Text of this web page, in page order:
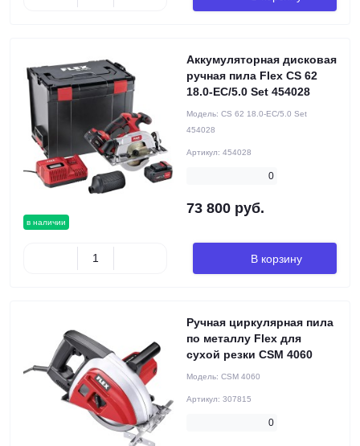
в наличии
Аккумуляторная дисковая
ручная пила Flex CS 62
18.0-EC/5.0 Set 454028
Модель: CS 62 18.0-EC/5.0 Set
454028
Артикул: 454028
0
73 800 руб.
В корзину
Ручная циркулярная пила
по металлу Flex для
сухой резки CSM 4060
Модель: CSM 4060
Артикул: 307815
0